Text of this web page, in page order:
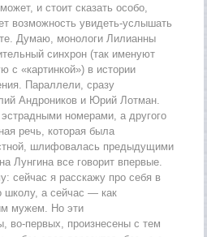
и стоит сказать особо,
возможность увидеть-услышать
Думаю, монологи Лилианны
синхрон (так именуют
с «картинкой») в истории
Параллели, сразу
Андроников и Юрий Лотман.
номерами, а другого
речь, которая была
шлифовалась предыдущими
Лунгина все говорит впервые.
сейчас я расскажу про себя в
школу, а сейчас — как
мужем. Но эти
во-первых, произнесены с тем